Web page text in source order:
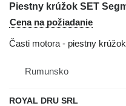
Cena na požiadanie
Časti motora - piestny krúžok
Rumunsko
ROYAL DRU SRL